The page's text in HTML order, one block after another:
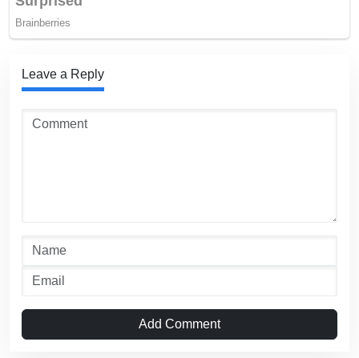
Leave a Reply
Add Comment